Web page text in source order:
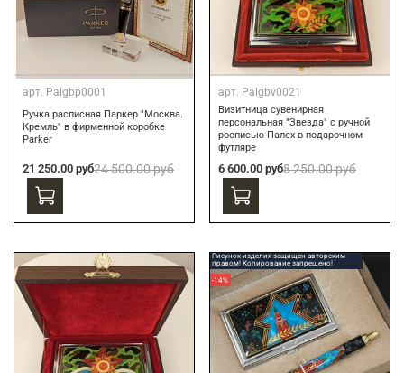
арт. Palgbp0001
Ручка расписная Паркер "Москва.
Кремль" в фирменной коробке
Parker
21 250.00 руб24 500.00 руб
арт. Palgbv0021
Визитница сувенирная
персональная "Звезда" с ручной
росписью Палех в подарочном
футляре
6 600.00 руб8 250.00 руб
Рисунок изделия защищен авторским
правом! Копирование запрещено!
-14%